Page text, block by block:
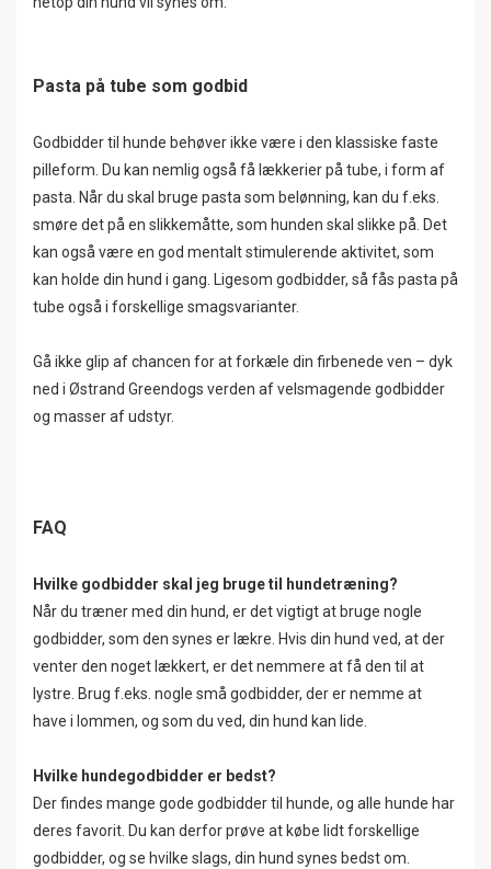
Pasta på tube som godbid
Godbidder til hunde behøver ikke være i den klassiske faste
pilleform. Du kan nemlig også få lækkerier på tube, i form af
pasta. Når du skal bruge pasta som belønning, kan du f.eks.
smøre det på en slikkemåtte, som hunden skal slikke på. Det
kan også være en god mentalt stimulerende aktivitet, som
kan holde din hund i gang. Ligesom godbidder, så fås pasta på
tube også i forskellige smagsvarianter.
Gå ikke glip af chancen for at forkæle din firbenede ven – dyk
ned i Østrand Greendogs verden af velsmagende godbidder
og masser af udstyr.
FAQ
Hvilke godbidder skal jeg bruge til hundetræning?
Når du træner med din hund, er det vigtigt at bruge nogle
godbidder, som den synes er lækre. Hvis din hund ved, at der
venter den noget lækkert, er det nemmere at få den til at
lystre. Brug f.eks. nogle små godbidder, der er nemme at
have i lommen, og som du ved, din hund kan lide.
Hvilke hundegodbidder er bedst?
Der findes mange gode godbidder til hunde, og alle hunde har
deres favorit. Du kan derfor prøve at købe lidt forskellige
godbidder, og se hvilke slags, din hund synes bedst om.